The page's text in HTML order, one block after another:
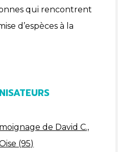
qui rencontrent
d’espèces à la
de David C.,
(95)